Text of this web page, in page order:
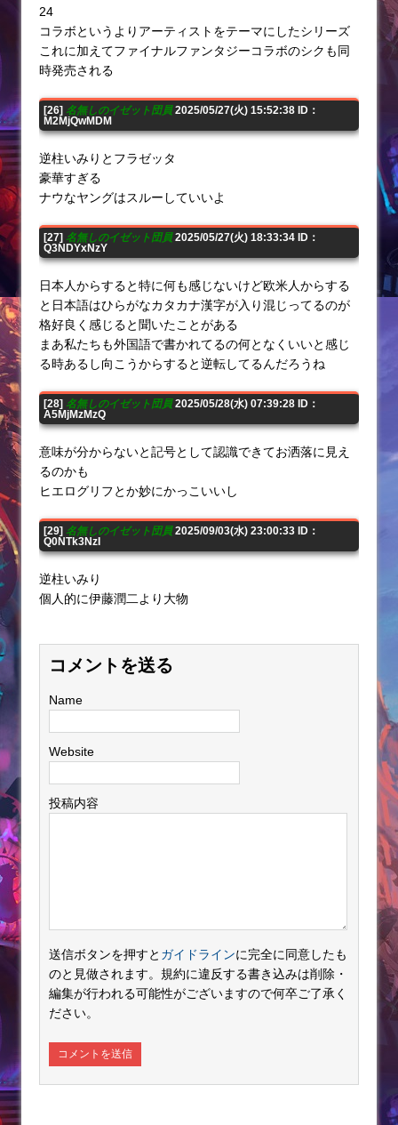
24
コラボというよりアーティストをテーマにしたシリーズ
これに加えてファイナルファンタジーコラボのシクも同
時発売される
[26] 名無しのイゼット団員2025/05/27(火) 15:52:38 ID：
M2MjQwMDM
逆柱いみりとフラゼッタ
豪華すぎる
ナウなヤングはスルーしていいよ
[27] 名無しのイゼット団員2025/05/27(火) 18:33:34 ID：
Q3NDYxNzY
日本人からすると特に何も感じないけど欧米人からする
と日本語はひらがなカタカナ漢字が入り混じってるのが
格好良く感じると聞いたことがある
まあ私たちも外国語で書かれてるの何となくいいと感じ
る時あるし向こうからすると逆転してるんだろうね
[28] 名無しのイゼット団員2025/05/28(水) 07:39:28 ID：
A5MjMzMzQ
意味が分からないと記号として認識できてお洒落に見え
るのかも
ヒエログリフとか妙にかっこいいし
[29] 名無しのイゼット団員2025/09/03(水) 23:00:33 ID：
Q0NTk3NzI
逆柱いみり
個人的に伊藤潤二より大物
コメントを送る
Name
Website
投稿内容
送信ボタンを押すと ガイドラインに完全に同意したも
のと見做されます。規約に違反する書き込みは削除・
編集が行われる可能性がございますので何卒ご了承く
ださい。